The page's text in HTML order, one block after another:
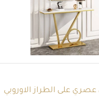
على الطراز الاوروبي